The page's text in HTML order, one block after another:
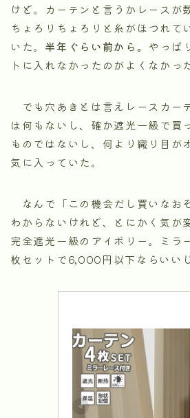
けど。カーテンと言うかレースが
ちょろりちょろりと糸がほつれて
いた。 半年ぐらい前から。 やっぱ
トに入れなかったのがよくなかっ
でも穴あきとは言えレースカー
は何もないし、確か遮光一級で買
ものではないし、何より織り目が
気に入っていた。
なんで「この機会だし買いなお
わからないけれど、とにかく気が
完全遮光一級のアイボリー。ミラ
枚セットで6,000円以下ならいい